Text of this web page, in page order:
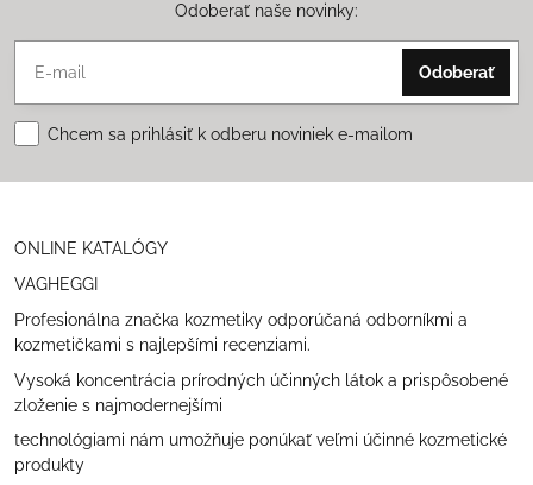
Odoberať naše novinky:
Odoberať
Chcem sa prihlásiť k odberu noviniek e-mailom
ONLINE KATALÓGY
VAGHEGGI
Profesionálna značka kozmetiky odporúčaná odborníkmi a
kozmetičkami s najlepšími recenziami.
Vysoká koncentrácia prírodných účinných látok a prispôsobené
zloženie s najmodernejšími
technológiami nám umožňuje ponúkať veľmi účinné kozmetické
produkty